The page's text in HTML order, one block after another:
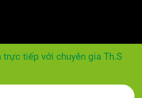
tiếp với chuyên gia Th.S